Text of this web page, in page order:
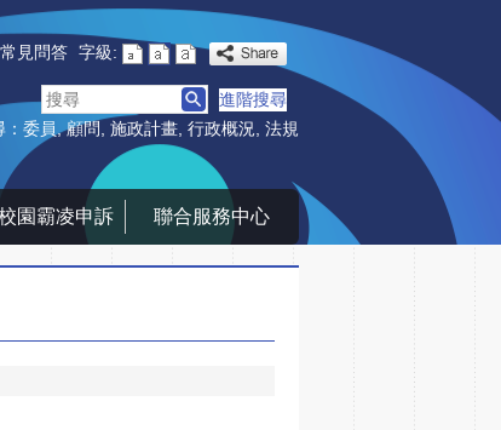
常見問答 字級:
搜
尋
進階搜尋
委員 顧問 施政計畫 行政概況 法規
園霸凌申訴 聯合服務中心